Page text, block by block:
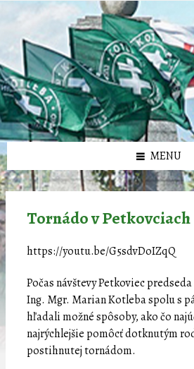
олимп казино
Preskočiť
Preskočiť
panel
Preskočiť
panel
Preskočiť
MENU
Tornádo v Petkovciach
https://youtu.be/G5sdvDoIZqQ
Počas návštevy Petkoviec predseda
Ing. Mgr. Marian Kotleba spolu s
hľadali možné spôsoby, ako čo
najrýchlejšie pomôcť dotknutým
postihnutej tornádom.